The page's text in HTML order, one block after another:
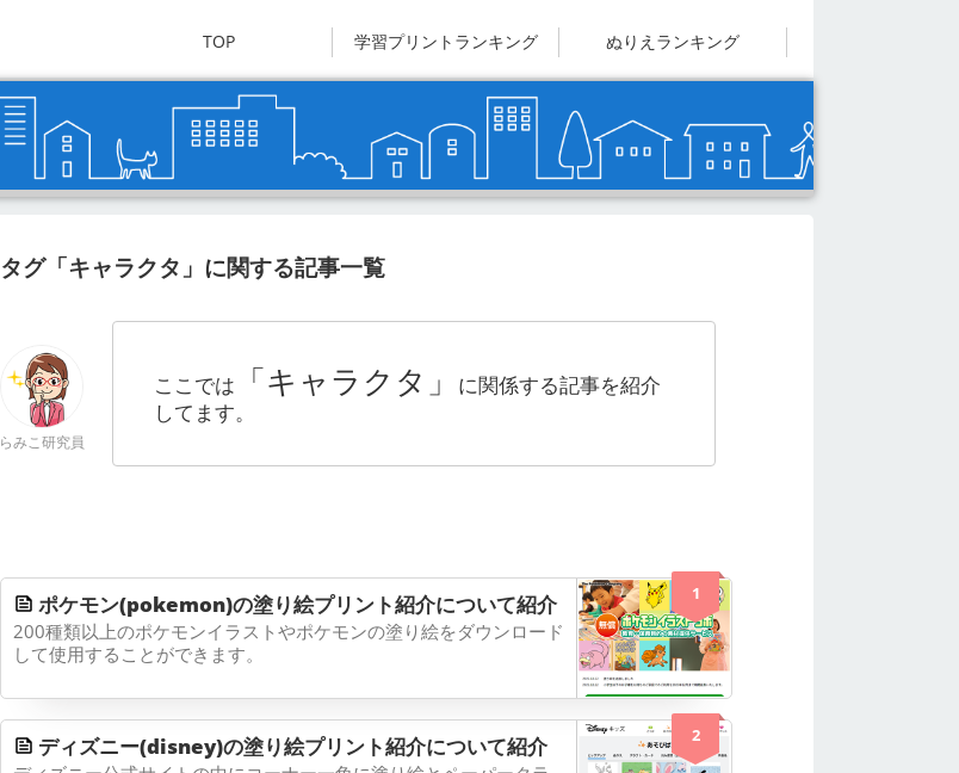
TOP 学習プリントランキング ぬりえランキング
タグ「キャラクタ」に関する記事一覧
らみこ研究員
ここでは 「キャラクタ」
に関係する記事を紹介
してます。
1
ポケモン(pokemon)の塗り絵プリント紹介について紹介
200種類以上のポケモンイラストやポケモンの塗り絵をダウンロード
して使用することができます。
2
ディズニー(disney)の塗り絵プリント紹介について紹介